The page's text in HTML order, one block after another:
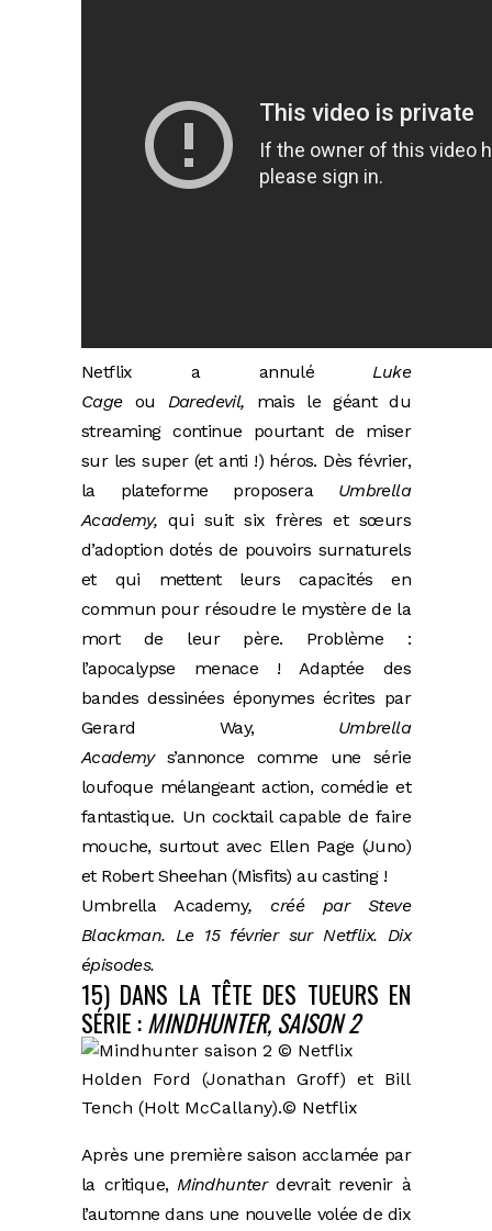
Netflix a annuléLuke
Cageou Daredevil, mais le géant du
streaming continue pourtant de miser
sur les super (et anti !) héros. Dès février,
la plateforme proposera Umbrella
Academy, qui suit six frères et sœurs
d’adoption dotés de pouvoirs surnaturels
et qui mettent leurs capacités en
commun pour résoudre le mystère de la
mort de leur père. Problème :
l’apocalypse menace ! Adaptée des
bandes dessinées éponymes écrites par
Gerard Way,Umbrella
Academys’annonce comme une série
loufoque mélangeant action, comédie et
fantastique. Un cocktail capable de faire
mouche, surtout avec Ellen Page (Juno)
et Robert Sheehan (Misfits) au casting !
Umbrella Academy, créé par Steve
Blackman. Le 15 février sur Netflix. Dix
épisodes.
15) DANS LA TÊTE DES TUEURS EN
SÉRIE :MINDHUNTER, SAISON 2
Holden Ford (Jonathan Groff) et Bill
Tench (Holt McCallany).© Netflix
Après une première saison acclamée par
la critique,Mindhunterdevrait revenir à
l’automne dans une nouvelle volée de dix